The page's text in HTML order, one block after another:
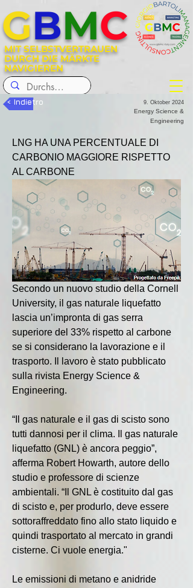
MIT SELBSTVERTRAUEN
DURCH DIE MÄRKTE
NAVIGIEREN
GBMC
< Indietro 9. Oktober 2024
Energy Science &
Engineering
LNG HA UNA PERCENTUALE DI
CARBONIO MAGGIORE RISPETTO
AL CARBONE
Secondo un nuovo studio della Cornell
University, il gas naturale liquefatto
lascia un’impronta di gas serra
superiore del 33% rispetto al carbone
se si considerano la lavorazione e il
trasporto. Il lavoro è stato pubblicato
sulla rivista Energy Science &
Engineering.
“Il gas naturale e il gas di scisto sono
tutti dannosi per il clima. Il gas naturale
liquefatto (GNL) è ancora peggio”,
afferma Robert Howarth, autore dello
studio e professore di scienze
ambientali. “Il GNL è costituito dal gas
di scisto e, per produrlo, deve essere
sottoraffreddato fino allo stato liquido e
quindi trasportato al mercato in grandi
cisterne. Ci vuole energia."
Le emissioni di metano e anidride